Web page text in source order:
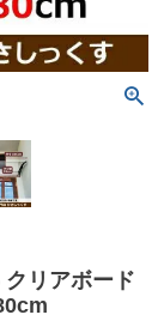
クリアボード